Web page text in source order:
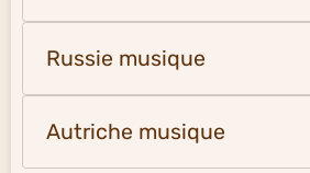
Russie musique
Autriche musique